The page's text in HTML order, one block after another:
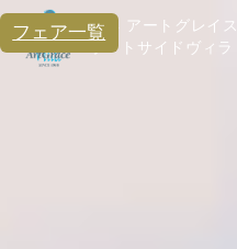
フェア一覧横浜 アートグレイス
ポートサイドヴィラ